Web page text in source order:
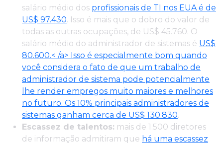
salário médio dos profissionais de TI nos EUA é de
US$ 97.430. Isso é mais que o dobro do valor de
todas as outras ocupações, de US$ 45.760. O
salário médio do administrador de sistemas é US$
80.600.< /a> Isso é especialmente bom quando
você considera o fato de que um trabalho de
administrador de sistema pode potencialmente
lhe render empregos muito maiores e melhores
no futuro. Os 10% principais administradores de
sistemas ganham cerca de US$ 130.830.
Escassez de talentos: mais de 1.500 diretores
de informação admitiram que há uma escassez